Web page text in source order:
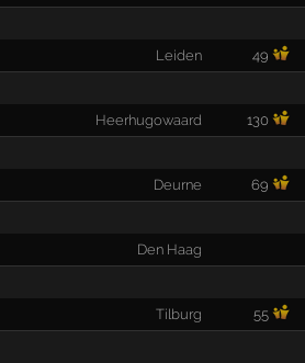
Leiden 49
Heerhugowaard 130
Deurne 69
Den Haag
Tilburg 55